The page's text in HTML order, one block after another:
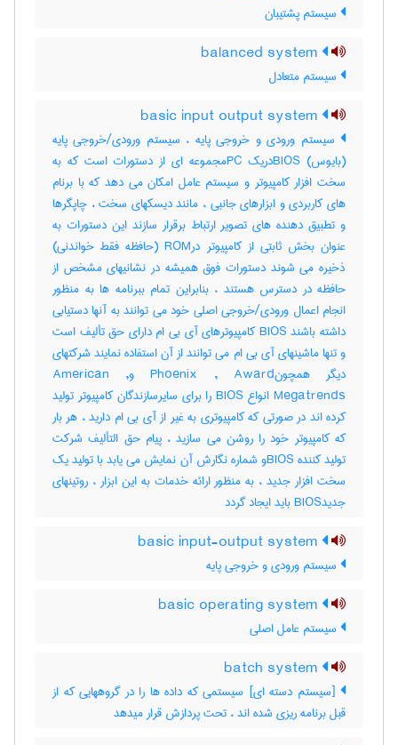
سیستم پشتیبان
سیستم متعادل
سیستم ورودی و خروجی پایه ، سیستم ورودی/خروجی پایه
(بایوس) BIOSدریک PCمجموعه ای از دستورات است که به
سخت افزار کامپیوتر و سیستم عامل امکان می دهد که با برنام
های کاربردی و ابزارهای جانبی ، مانند دیسکهای سخت ، چاپگرها
و تطبیق دهنده های تصویر ارتباط برقرار سازند این دستورات به
عنوان بخش ثابتی از کامپیوتر درROM (حافظه فقط خواندنی)
ذخیره می شوند دستورات فوق همیشه در نشانیهای مشخص از
حافظه در دسترس هستند ، بنابراین تمام ببرنامه ها به منظور
انجام اعمال ورودی/خروجی اصلی خود می توانند به آنها دستیابی
داشته باشند BIOS کامپیوترهای آی بی ام دارای حق تألیف است
و تنها ماشینهای آی بی ام می توانند از آن استفاده نمایند شرکتهای
دیگر همچونPhoenix , Award وAmerican ,
Megatrends انواع BIOS را برای سایرسازندگان کامپیوتر تولید
کرده اند در صورتی که کامپیوتری به غیر از آی بی ام دارید ، هر بار
که کامپیوتر خود را روشن می سازید ، پیام حق التألیف شرکت
تولید کننده BIOSو شماره نگارش آن نمایش می یابد با تولید یک
سخت افزار جدید ، به منظور ارائه خدمات به این ابزار ، روتینهای
جدیدBIOS باید ایجاد گردد
سیستم ورودی و خروجی پایه
سیستم عامل اصلی
[سیستم دسته ای] سیستمی که داده ها را در گروههایی که از
قبل برنامه ریزی شده اند ، تحت پردازش قرار میدهد